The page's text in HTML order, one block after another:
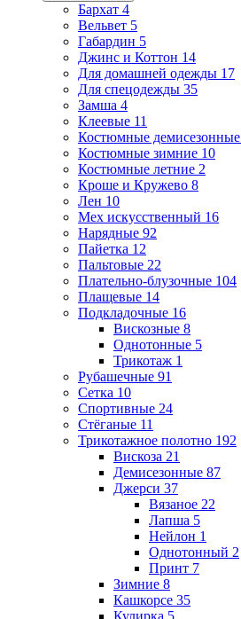
Бархат 4
Вельвет 5
Габардин 5
Джинс и Коттон 14
Для домашней одежды 17
Для спецодежды 35
Замша 4
Клеевые 11
Костюмные демисезонные
Костюмные зимние 10
Костюмные летние 2
Кроше и Кружево 8
Лен 10
Мех искусственный 16
Нарядные 92
Пайетка 12
Пальтовые 22
Плательно-блузочные 104
Плащевые 14
Подкладочные 16
Вискозные 8
Однотонные 5
Трикотаж 1
Рубашечные 91
Сетка 10
Спортивные 24
Стёганые 11
Трикотажное полотно 192
Вискоза 21
Демисезонные 87
Джерси 37
Вязаное 22
Лапша 5
Нейлон 1
Однотонный 2
Принт 7
Зимние 8
Кашкорсе 35
Кулирка 5